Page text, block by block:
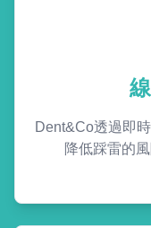
Dent&Co透過即
降低踩雷的